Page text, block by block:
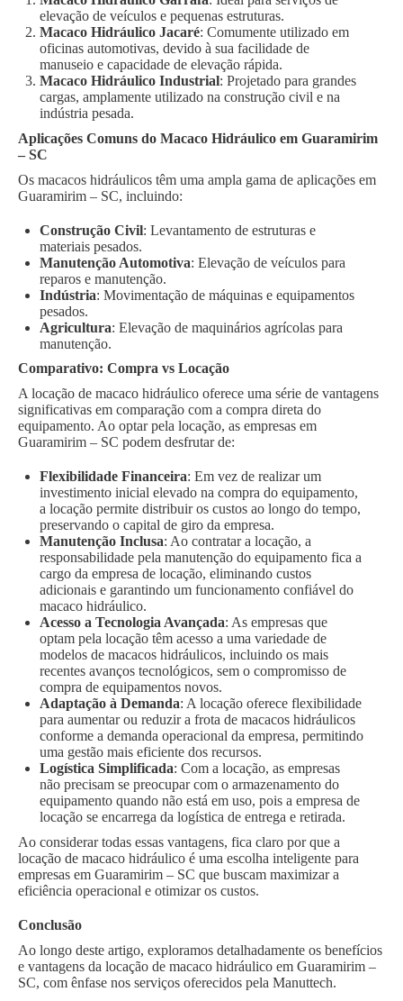
elevação de veículos e pequenas estruturas.
Macaco Hidráulico Jacaré: Comumente utilizado em
oficinas automotivas, devido à sua facilidade de
manuseio e capacidade de elevação rápida.
Macaco Hidráulico Industrial: Projetado para grandes
cargas, amplamente utilizado na construção civil e na
indústria pesada.
Aplicações Comuns do Macaco Hidráulico em Guaramirim
– SC
Os macacos hidráulicos têm uma ampla gama de aplicações em
Guaramirim – SC, incluindo:
Construção Civil: Levantamento de estruturas e
materiais pesados.
Manutenção Automotiva: Elevação de veículos para
reparos e manutenção.
Indústria: Movimentação de máquinas e equipamentos
pesados.
Agricultura: Elevação de maquinários agrícolas para
manutenção.
Comparativo: Compra vs Locação
A locação de macaco hidráulico oferece uma série de vantagens
significativas em comparação com a compra direta do
equipamento. Ao optar pela locação, as empresas em
Guaramirim – SC podem desfrutar de:
Flexibilidade Financeira: Em vez de realizar um
investimento inicial elevado na compra do equipamento,
a locação permite distribuir os custos ao longo do tempo,
preservando o capital de giro da empresa.
Manutenção Inclusa: Ao contratar a locação, a
responsabilidade pela manutenção do equipamento fica a
cargo da empresa de locação, eliminando custos
adicionais e garantindo um funcionamento confiável do
macaco hidráulico.
Acesso a Tecnologia Avançada: As empresas que
optam pela locação têm acesso a uma variedade de
modelos de macacos hidráulicos, incluindo os mais
recentes avanços tecnológicos, sem o compromisso de
compra de equipamentos novos.
Adaptação à Demanda: A locação oferece flexibilidade
para aumentar ou reduzir a frota de macacos hidráulicos
conforme a demanda operacional da empresa, permitindo
uma gestão mais eficiente dos recursos.
Logística Simplificada: Com a locação, as empresas
não precisam se preocupar com o armazenamento do
equipamento quando não está em uso, pois a empresa de
locação se encarrega da logística de entrega e retirada.
Ao considerar todas essas vantagens, fica claro por que a
locação de macaco hidráulico é uma escolha inteligente para
empresas em Guaramirim – SC que buscam maximizar a
eficiência operacional e otimizar os custos.
Conclusão
Ao longo deste artigo, exploramos detalhadamente os benefícios
e vantagens da locação de macaco hidráulico em Guaramirim –
SC, com ênfase nos serviços oferecidos pela Manuttech.